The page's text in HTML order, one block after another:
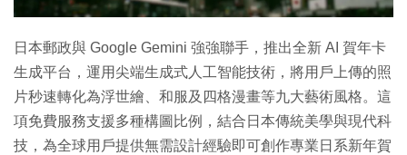
日本郵政與 Google Gemini 強強聯手，推出全新 AI 賀年卡
生成平台，運用尖端生成式人工智能技術，將用戶上傳的照
片秒速轉化為浮世繪、和服及四格漫畫等九大藝術風格。這
項免費服務支援多種構圖比例，結合日本傳統美學與現代科
技，為全球用戶提供無需設計經驗即可創作專業日系新年賀